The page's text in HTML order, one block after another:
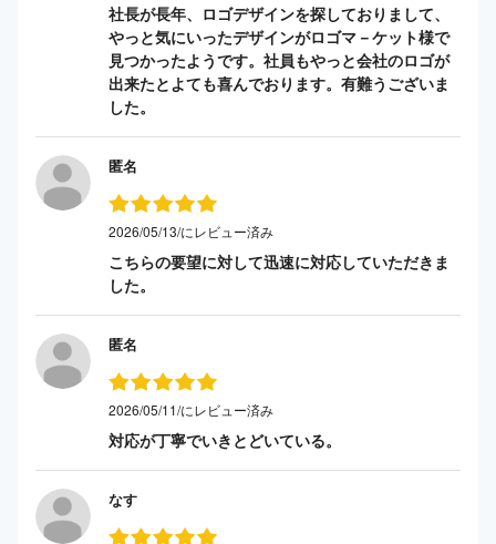
社長が長年、ロゴデザインを探しておりまして、
やっと気にいったデザインがロゴマ－ケット様で
見つかったようです。社員もやっと会社のロゴが
出来たとよても喜んでおります。有難うございま
した。
匿名
2026/05/13/にレビュー済み
こちらの要望に対して迅速に対応していただきま
した。
匿名
2026/05/11/にレビュー済み
対応が丁寧でいきとどいている。
なす